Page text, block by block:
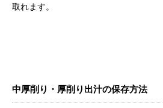
取れます。
中厚削り・厚削り出汁の保存方法